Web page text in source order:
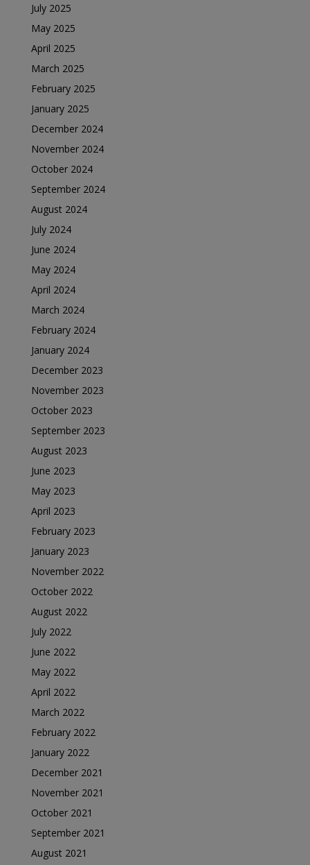
July 2025
May 2025
April 2025
March 2025
February 2025
January 2025
December 2024
November 2024
October 2024
September 2024
August 2024
July 2024
June 2024
May 2024
April 2024
March 2024
February 2024
January 2024
December 2023
November 2023
October 2023
September 2023
August 2023
June 2023
May 2023
April 2023
February 2023
January 2023
November 2022
October 2022
August 2022
July 2022
June 2022
May 2022
April 2022
March 2022
February 2022
January 2022
December 2021
November 2021
October 2021
September 2021
August 2021